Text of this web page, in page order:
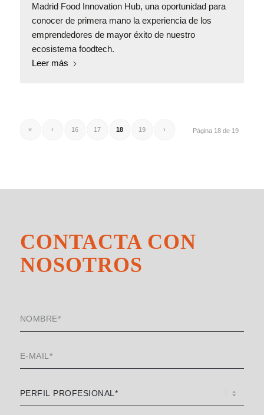
Madrid Food Innovation Hub, una oportunidad para
conocer de primera mano la experiencia de los
emprendedores de mayor éxito de nuestro
ecosistema foodtech.
Leer más
Página 18 de 19
« ‹ 16 17 18 19 ›
CONTACTA CON
NOSOTROS